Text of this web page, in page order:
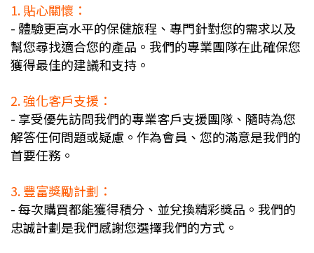
1. 貼心關懷：
- 體驗更高水平的保健旅程、專門針對您的需求以及
幫您尋找適合您的產品。我們的專業團隊在此確保您
獲得最佳的建議和支持。
2. 強化客戶支援：
- 享受優先訪問我們的專業客戶支援團隊、隨時為您
解答任何問題或疑慮。作為會員、您的滿意是我們的
首要任務。
3. 豐富獎勵計劃：
- 每次購買都能獲得積分、並兌換精彩獎品。我們的
忠誠計劃是我們感謝您選擇我們的方式。